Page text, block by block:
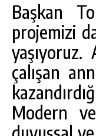
Başkan
projemizi
yaşıyoruz.
çalışan
Modern